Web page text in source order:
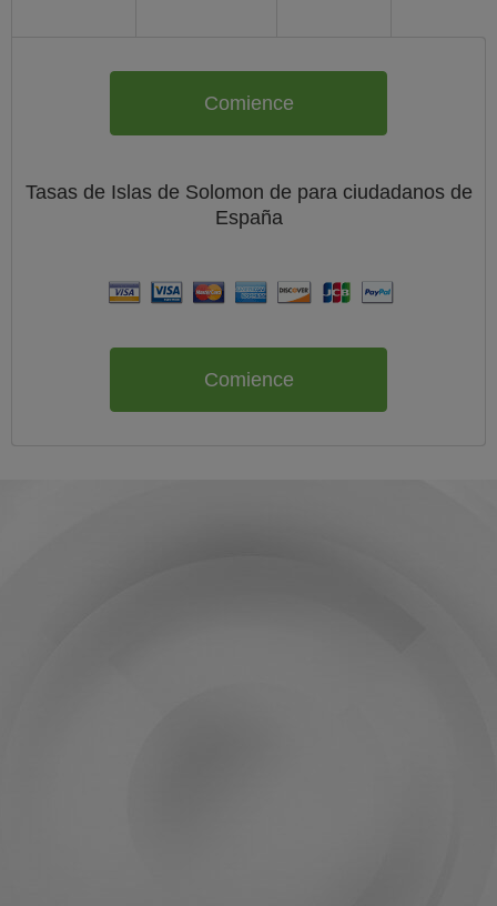
Comience
Tasas de Islas de Solomon de para ciudadanos de
España
Comience